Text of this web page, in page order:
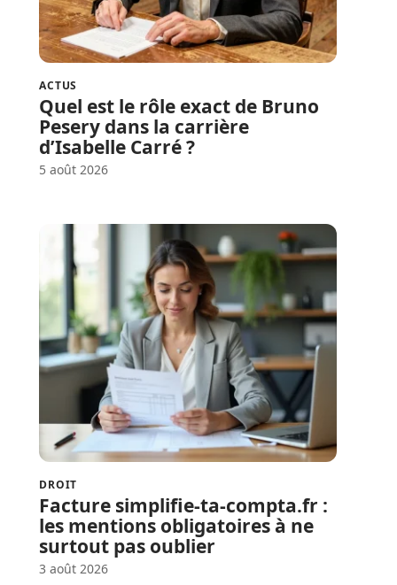
ACTUS
Quel est le rôle exact de Bruno
Pesery dans la carrière
d’Isabelle Carré ?
5 août 2026
DROIT
Facture simplifie-ta-compta.fr :
les mentions obligatoires à ne
surtout pas oublier
3 août 2026